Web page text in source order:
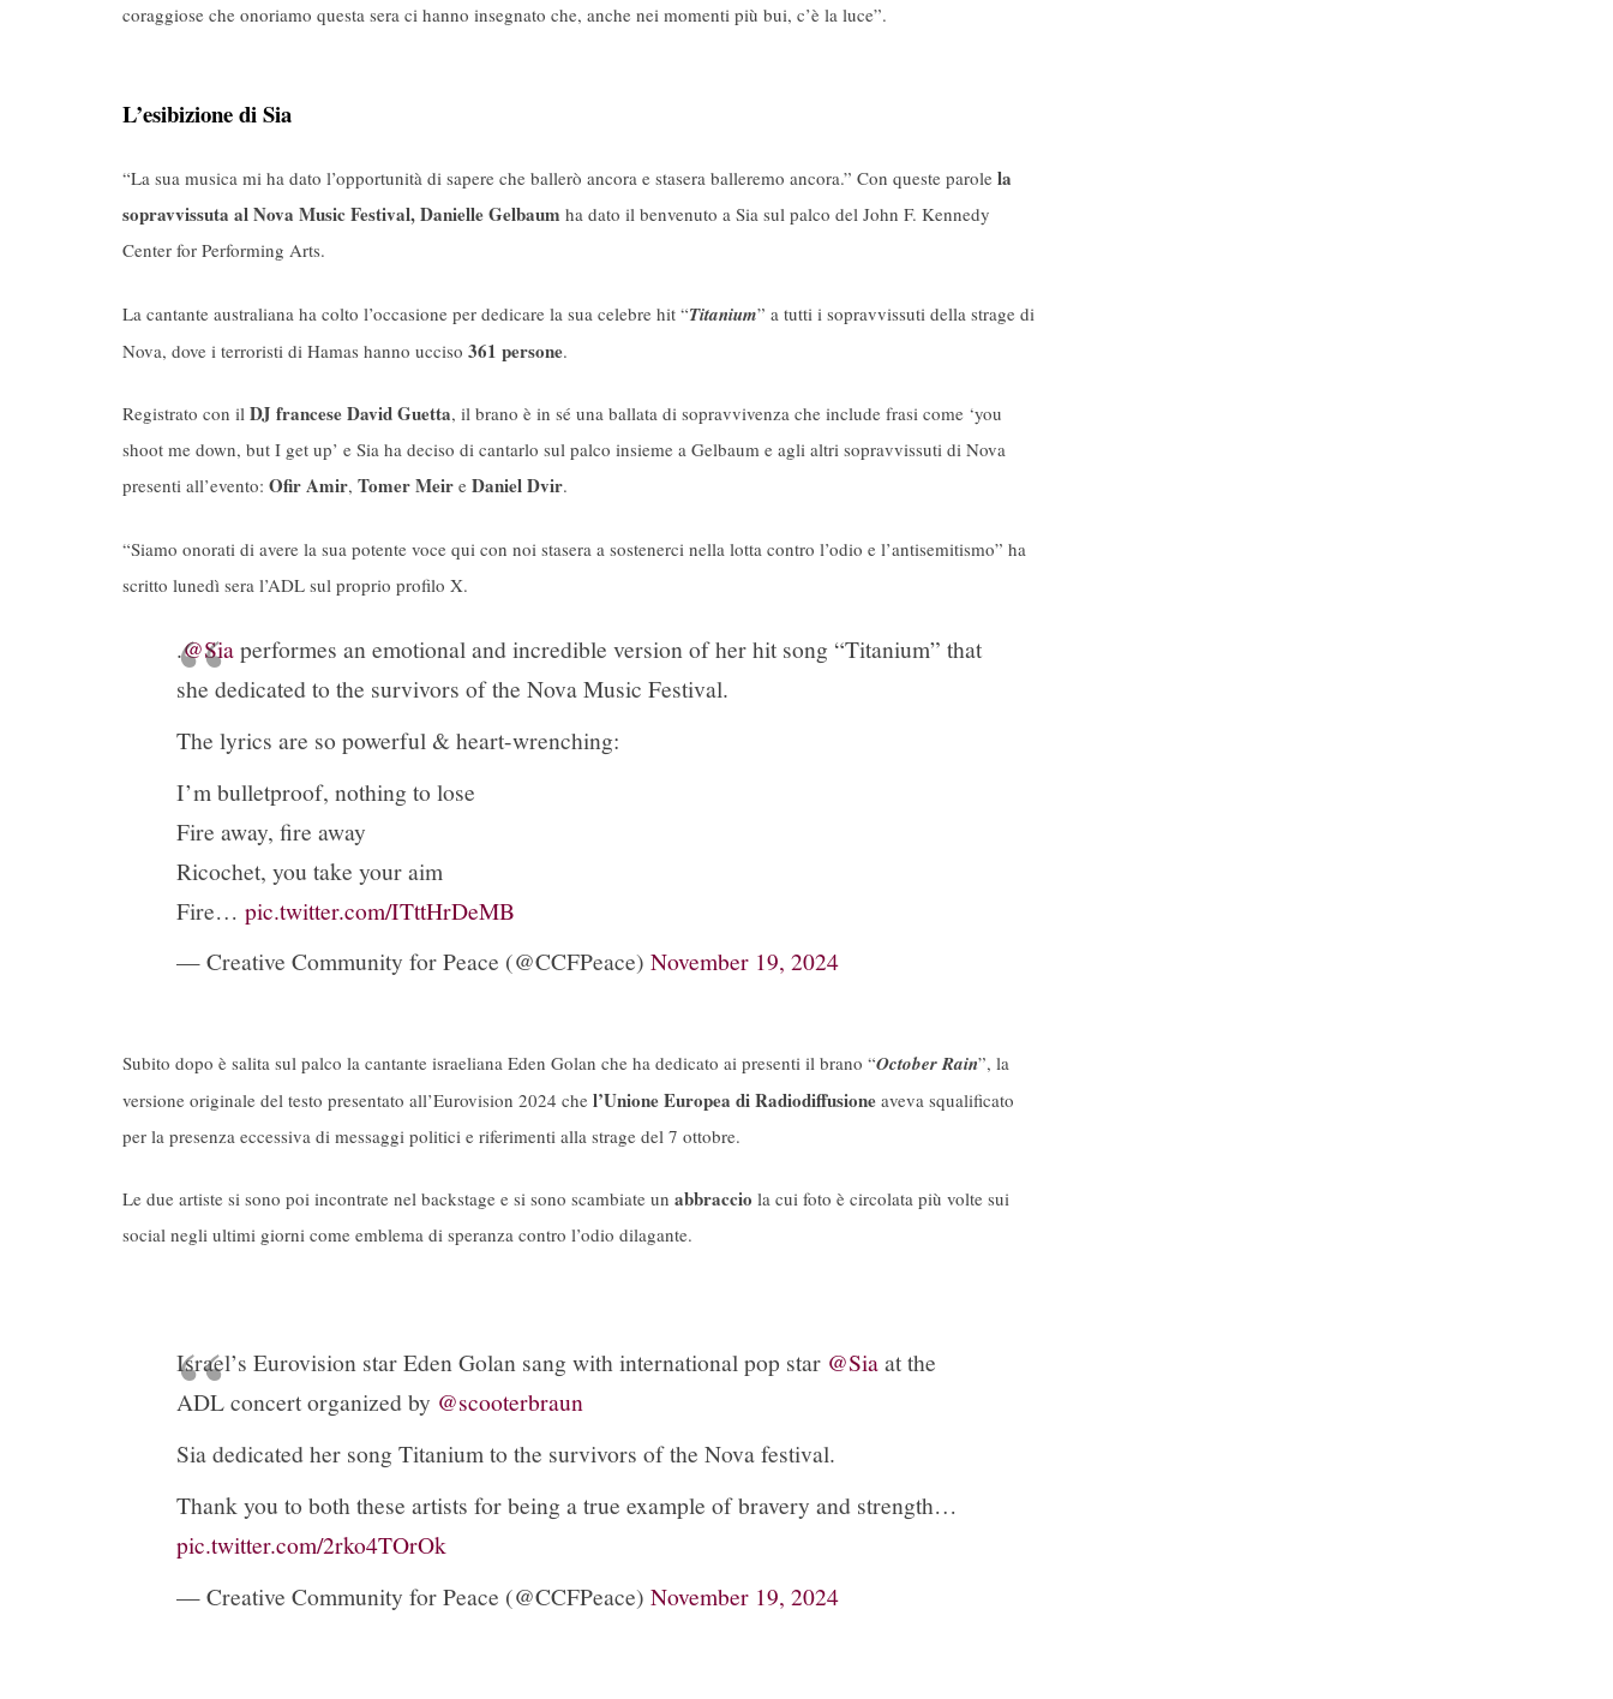
coraggiose che onoriamo questa sera ci hanno insegnato che, anche nei momenti più bui, c’è la luce”.
L’esibizione di Sia
“La sua musica mi ha dato l’opportunità di sapere che ballerò ancora e stasera balleremo ancora.” Con queste parole la
sopravvissuta al Nova Music Festival, Danielle Gelbaum ha dato il benvenuto a Sia sul palco del John F. Kennedy
Center for Performing Arts.
La cantante australiana ha colto l’occasione per dedicare la sua celebre hit “Titanium” a tutti i sopravvissuti della strage di
Nova, dove i terroristi di Hamas hanno ucciso 361 persone.
Registrato con il DJ francese David Guetta, il brano è in sé una ballata di sopravvivenza che include frasi come ‘you
shoot me down, but I get up’ e Sia ha deciso di cantarlo sul palco insieme a Gelbaum e agli altri sopravvissuti di Nova
presenti all’evento: Ofir Amir, Tomer Meir e Daniel Dvir.
“Siamo onorati di avere la sua potente voce qui con noi stasera a sostenerci nella lotta contro l’odio e l’antisemitismo” ha
scritto lunedì sera l’ADL sul proprio profilo X.
.@Siaperformes an emotional and incredible version of her hit song “Titanium” that
she dedicated to the survivors of the Nova Music Festival.
The lyrics are so powerful & heart-wrenching:
I’m bulletproof, nothing to lose
Fire away, fire away
Ricochet, you take your aim
Fire… pic.twitter.com/ITttHrDeMB
— Creative Community for Peace (@CCFPeace) November 19, 2024
Subito dopo è salita sul palco la cantante israeliana Eden Golan che ha dedicato ai presenti il brano “October Rain”, la
versione originale del testo presentato all’Eurovision 2024 che l’Unione Europea di Radiodiffusione aveva squalificato
per la presenza eccessiva di messaggi politici e riferimenti alla strage del 7 ottobre.
Le due artiste si sono poi incontrate nel backstage e si sono scambiate un abbraccio la cui foto è circolata più volte sui
social negli ultimi giorni come emblema di speranza contro l’odio dilagante.
Israel’s Eurovision star Eden Golan sang with international pop star @Siaat the
ADL concert organized by @scooterbraun
Sia dedicated her song Titanium to the survivors of the Nova festival.
Thank you to both these artists for being a true example of bravery and strength…
pic.twitter.com/2rko4TOrOk
— Creative Community for Peace (@CCFPeace) November 19, 2024